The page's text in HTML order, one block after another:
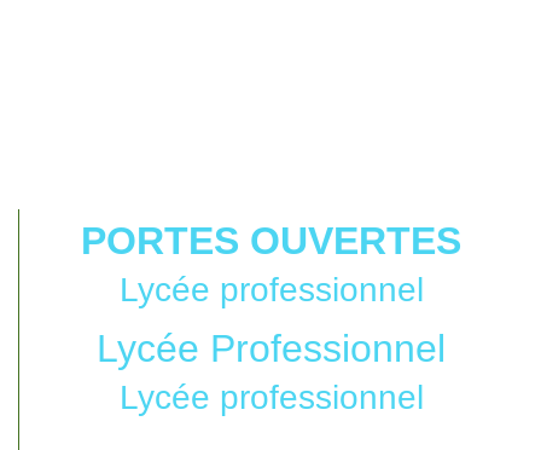
PORTES OUVERTES
Lycée professionnel
Lycée Professionnel
Lycée professionnel